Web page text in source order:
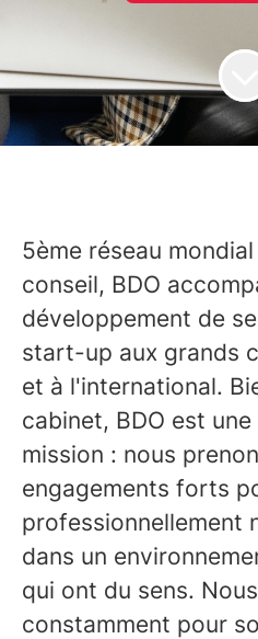
5ème réseau
conseil, BDO
développement de
start-up aux grands
et à l'international.
cabinet, BDO est
mission : nous
engagements forts
professionnellement
dans un
qui ont du sens.
constamment pour